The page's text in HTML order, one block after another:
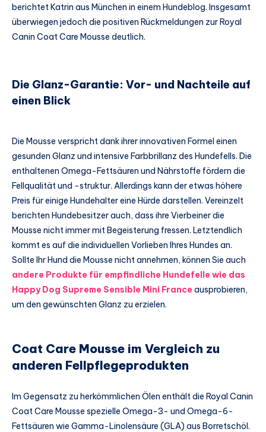
berichtet Katrin aus München in einem Hundeblog. Insgesamt
überwiegen jedoch die positiven Rückmeldungen zur Royal
Canin Coat Care Mousse deutlich.
Die Glanz-Garantie: Vor- und Nachteile auf
einen Blick
Die Mousse verspricht dank ihrer innovativen Formel einen
gesunden Glanz und intensive Farbbrillanz des Hundefells. Die
enthaltenen Omega-Fettsäuren und Nährstoffe fördern die
Fellqualität und -struktur. Allerdings kann der etwas höhere
Preis für einige Hundehalter eine Hürde darstellen. Vereinzelt
berichten Hundebesitzer auch, dass ihre Vierbeiner die
Mousse nicht immer mit Begeisterung fressen. Letztendlich
kommt es auf die individuellen Vorlieben Ihres Hundes an.
Sollte Ihr Hund die Mousse nicht annehmen, können Sie auch
andere Produkte für empfindliche Hundefelle wie das
Happy Dog Supreme Sensible Mini France ausprobieren,
um den gewünschten Glanz zu erzielen.
Coat Care Mousse im Vergleich zu
anderen Fellpflegeprodukten
Im Gegensatz zu herkömmlichen Ölen enthält die Royal Canin
Coat Care Mousse spezielle Omega-3- und Omega-6-
Fettsäuren wie Gamma-Linolensäure (GLA) aus Borretschöl.